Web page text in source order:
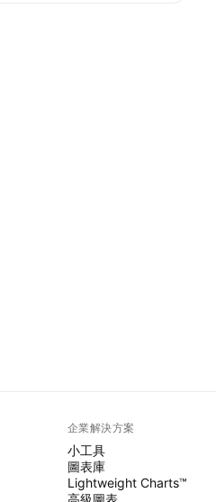
企業解決方案
小工具
圖表庫
Lightweight Charts™
高級圖表